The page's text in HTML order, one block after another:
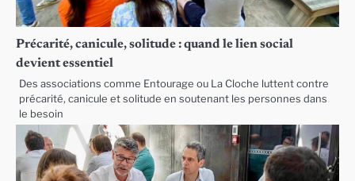
Précarité, canicule, solitude : quand le lien social
devient essentiel
Des associations comme Entourage ou La Cloche luttent contre
précarité, canicule et solitude en soutenant les personnes dans
le besoin